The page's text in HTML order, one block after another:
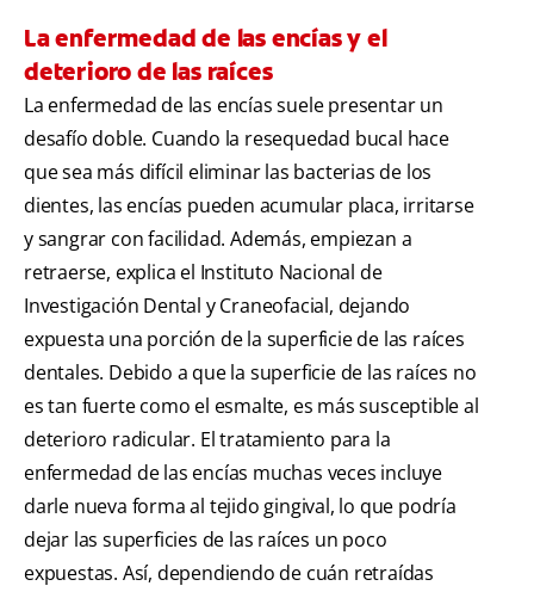
La enfermedad de las encías y el
deterioro de las raíces
La enfermedad de las encías suele presentar un
desafío doble. Cuando la resequedad bucal hace
que sea más difícil eliminar las bacterias de los
dientes, las encías pueden acumular placa, irritarse
y sangrar con facilidad. Además, empiezan a
retraerse, explica el Instituto Nacional de
Investigación Dental y Craneofacial, dejando
expuesta una porción de la superficie de las raíces
dentales. Debido a que la superficie de las raíces no
es tan fuerte como el esmalte, es más susceptible al
deterioro radicular. El tratamiento para la
enfermedad de las encías muchas veces incluye
darle nueva forma al tejido gingival, lo que podría
dejar las superficies de las raíces un poco
expuestas. Así, dependiendo de cuán retraídas